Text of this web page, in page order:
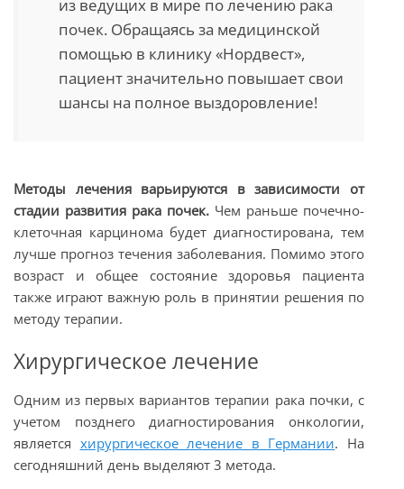
из ведущих в мире по лечению рака
почек. Обращаясь за медицинской
помощью в клинику «Нордвест»,
пациент значительно повышает свои
шансы на полное выздоровление!
Методы лечения варьируются в зависимости от
стадии развития рака почек. Чем раньше почечно-
клеточная карцинома будет диагностирована, тем
лучше прогноз течения заболевания. Помимо этого
возраст и общее состояние здоровья пациента
также играют важную роль в принятии решения по
методу терапии.
Хирургическое лечение
Одним из первых вариантов терапии рака почки, с
учетом позднего диагностирования онкологии,
является хирургическое лечение в Германии. На
сегодняшний день выделяют 3 метода.